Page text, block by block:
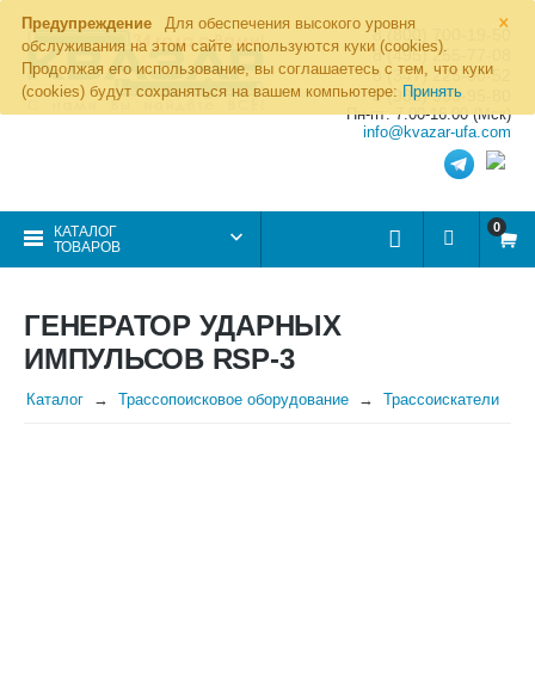
×
Предупреждение
Для обеспечения высокого уровня
обслуживания на этом сайте используются куки (cookies).
Продолжая его использование, вы соглашаетесь с тем, что куки
(cookies) будут сохраняться на вашем компьютере: Принять
8 (800) 700-19-50
8 (495) 255-77-08
8 (347) 225-00-52
8 (986) 963-95-80
Пн-пт: 7.00-16.00 (Мск)
info@kvazar-ufa.com
КАТАЛОГ
ТОВАРОВ
0
ГЕНЕРАТОР УДАРНЫХ
ИМПУЛЬСОВ RSP-3
Каталог Трассопоисковое оборудование Трассоискатели